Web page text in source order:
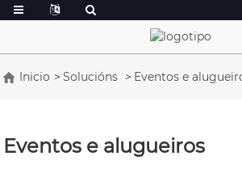
Inicio Solucións Eventos e
Eventos e alugueiros